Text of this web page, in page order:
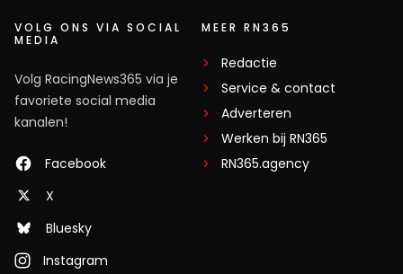
VOLG ONS VIA SOCIAL
MEDIA
Volg RacingNews365 via je
favoriete social media
kanalen!
Facebook
X
Bluesky
Instagram
MEER RN365
Redactie
Service & contact
Adverteren
Werken bij RN365
RN365.agency